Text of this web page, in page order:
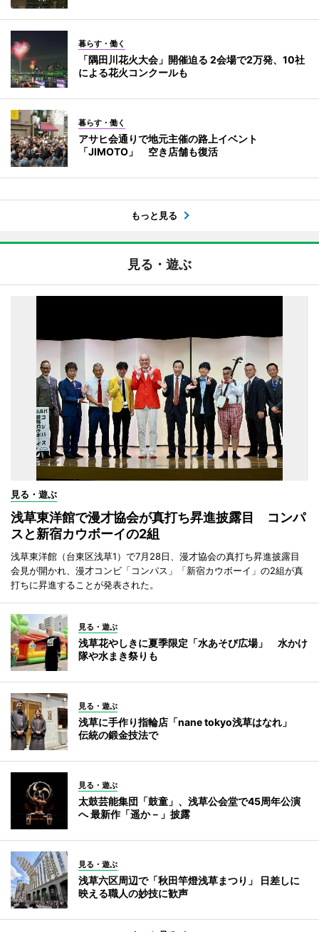
暮らす・働く
「隅田川花火大会」開催迫る 2会場で2万発、10社
による花火コンクールも
暮らす・働く
アサヒ会通りで地元主催の路上イベント
「JIMOTO」 空き店舗も復活
もっと見る
見る・遊ぶ
見る・遊ぶ
浅草東洋館で漫才協会が真打ち昇進披露目 コンパ
スと新宿カウボーイの2組
浅草東洋館（台東区浅草1）で7月28日、漫才協会の真打ち昇進披露目
会見が開かれ、漫才コンビ「コンパス」「新宿カウボーイ」の2組が真
打ちに昇進することが発表された。
見る・遊ぶ
浅草花やしきに夏季限定「水あそび広場」 水かけ
隊や水まき祭りも
見る・遊ぶ
浅草に手作り指輪店「nane tokyo浅草はなれ」
伝統の鍛金技法で
見る・遊ぶ
太鼓芸能集団「鼓童」、浅草公会堂で45周年公演
へ 最新作「遥か－」披露
見る・遊ぶ
浅草六区周辺で「秋田竿燈浅草まつり」 日差しに
映える職人の妙技に歓声